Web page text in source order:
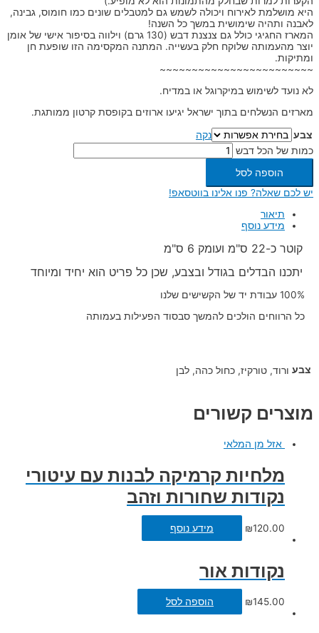
היא מושלמת לאירוח ויכולה לשמש גם למטבלים שונים כמו חומוס, גבינה,
לאבנה ותהיה שימושית במשך כל השנה!
המארז החגיגי כולל גם צנצנת דבש (130 גרם) וילווה בסיפור אישי של אומן
יוצר מהעמותה שלוקח חלק בעשייה. המתנה המקסימה הזו שופעת חן
ומתיקות.
~~~~~~~~~~~~~~~~~~~~~~~~
לא נועד לשימוש במיקרוגל או במדיח.
מארזים הנשלחים בתוך ישראל יגיעו ארוזים בקופסת קרטון ממותגת.
צבע
נקה
כמות של הכל דבש
הוספה לסל
יש לכם שאלה? פנו אלינו בווטסאפ!
תיאור
מידע נוסף
קוטר כ-22 ס"מ ועומק 6 ס"מ
יתכנו הבדלים בגודל ובצבע, שכן כל פריט הוא יחיד ומיוחד
כל הרווחים הולכים להמשך סבסוד הפעילות בעמותה
צבע ורוד, טורקיז, כחול כהה, לבן
מוצרים קשורים
אזל מן המלאי
מלחיות קרמיקה לבנות עם עיטורי
נקודות שחורות וזהב
₪120.00 מידע נוסף
נקודות אור
₪145.00 הוספה לסל